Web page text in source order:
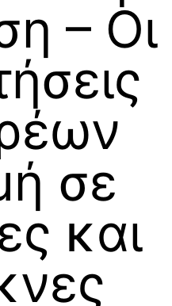
– Οι
σε
και